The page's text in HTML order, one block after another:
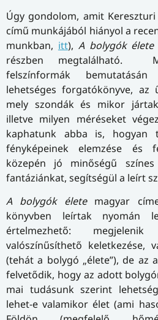
Úgy gondolom, amit Kereszturi
című munkájából hiányol a
munk­ban, itt), A bolygók élete
részben megtalálható.
felszínformák
lehetséges forgatókönyve, az
mely szondák és mikor
illetve milyen méréseket
kaphatunk abba is, hogyan
fényképeinek elemzése és
közepén jó minőségű
fantáziánkat, segítségül a leírt
A bolygók életemagyar
könyvben leírtak nyomán
értelmezhető:
valószínűsíthető keletkezése,
(tehát a bolygó „élete”), de az
felvetődik, hogy az adott
mai tudásunk szerint
lehet-e valamikor élet (ami